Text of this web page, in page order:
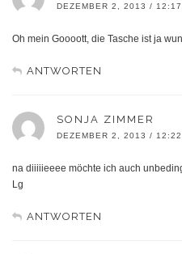
DEZEMBER 2, 2013 / 12:17
Oh mein Goooott, die Tasche ist ja
ANTWORTEN
SONJA ZIMMER
DEZEMBER 2, 2013 / 12:22
na diiiiieeee möchte ich auch
Lg
ANTWORTEN